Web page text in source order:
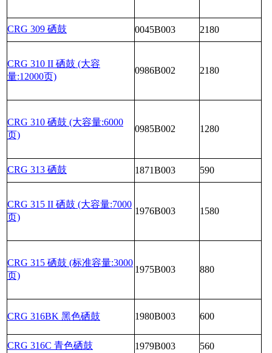
CRG 309 硒鼓 0045B003 2180
CRG 310 II 硒鼓 (大容
量:12000页)
0986B002 2180
CRG 310 硒鼓 (大容量:6000
页)
0985B002 1280
CRG 313 硒鼓 1871B003 590
CRG 315 II 硒鼓 (大容量:7000
页)
1976B003 1580
CRG 315 硒鼓 (标准容量:3000
页)
1975B003 880
CRG 316BK 黑色硒鼓 1980B003 600
CRG 316C 青色硒鼓 1979B003 560